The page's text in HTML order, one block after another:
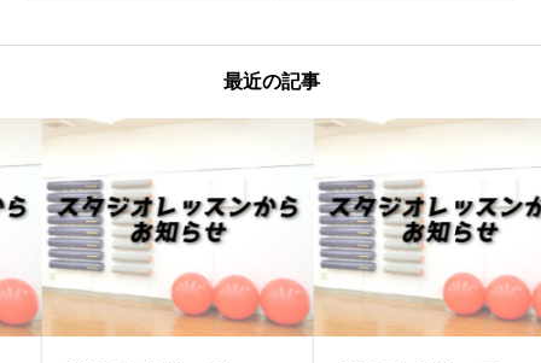
最近の記事